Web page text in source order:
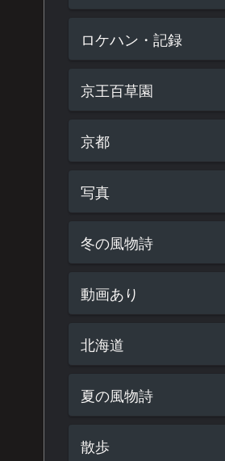
ロケハン・記録
京王百草園
京都
写真
冬の風物詩
動画あり
北海道
夏の風物詩
散歩